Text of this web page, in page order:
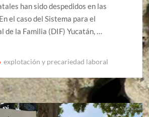
han sido despedidos en las
el caso del Sistema para el
de la Familia (DIF) Yucatán, …
explotación y precariedad laboral